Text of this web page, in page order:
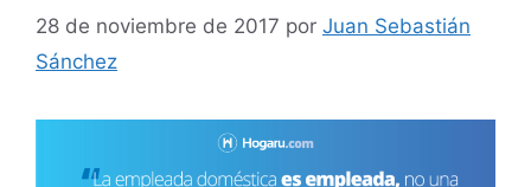
28 de noviembre de 2017 por Juan Sebastián
Sánchez